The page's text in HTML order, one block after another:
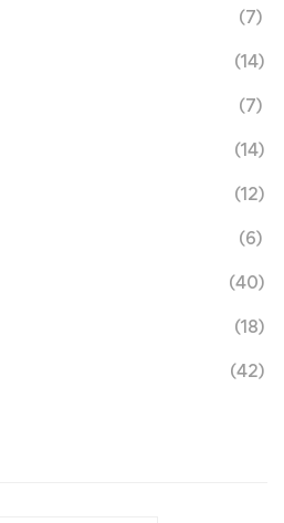
(7)
(14)
(7)
(14)
(12)
(6)
(40)
(18)
(42)